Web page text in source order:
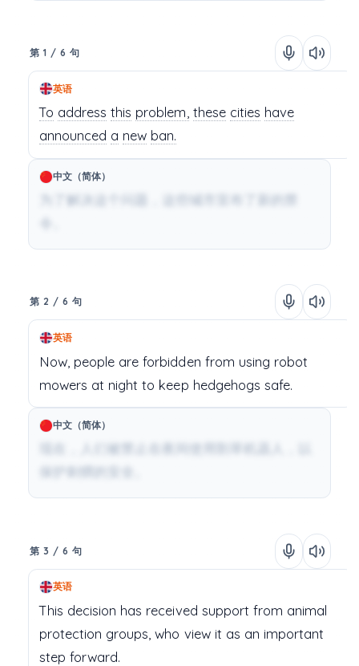
第 1 / 6 句
英语
To address this problem, these cities have
announced a new ban.
中文（简体）
为了解决这个问题，这些城市宣布了新的禁
第 2 / 6 句
英语
Now, people are forbidden from using robot
mowers at night to keep hedgehogs safe.
中文（简体）
现在，人们被禁止在夜间使用割草机器人，以
保护刺猬的安全。
第 3 / 6 句
英语
This decision has received support from animal
protection groups, who view it as an important
step forward.